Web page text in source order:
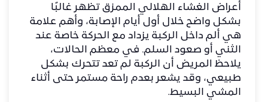
أعراض الغشاء الهلالي الممزق تظهر غالبًا
بشكل واضح خلال أول أيام الإصابة، وأهم علامة
هي ألم داخل الركبة يزداد مع الحركة خاصة عند
الثني أو صعود السلم. في معظم الحالات،
يلاحظ المريض أن الركبة لم تعد تتحرك بشكل
طبيعي، وقد يشعر بعدم راحة مستمر حتى أثناء
المشي البسيط.